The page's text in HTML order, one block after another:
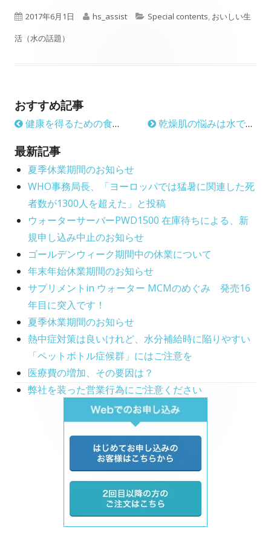
P
u
i
s
h
e
d
n
2017年6月1日
A
r
hs_assist
C
o
e
s
Special contents, おいしい生
活（水の話題）
おすすめ記事
健康を得るための食事のコツ 乾燥肌の悩みは水で解決
最新記事
夏季休業期間のお知らせ
WHO事務局長、「ヨーロッパでは猛暑に関連した死
者数が1300人を超えた」と投稿
ウォーターサーバーPWD1500 在庫待ちによる、新
規申し込み中止のお知らせ
ゴールデンウィーク期間中の休業について
年末年始休業期間のお知らせ
サプリメントin ウォーター MCMのめぐみ 発売16
年目に突入です！
夏季休業期間のお知らせ
熱中症対策は良いけれど、水分補給時に陥りやすい
「ペットボトル症候群」にはご注意を
医療費の増加、その要因は？
弊社を装った営業行為にご注意ください